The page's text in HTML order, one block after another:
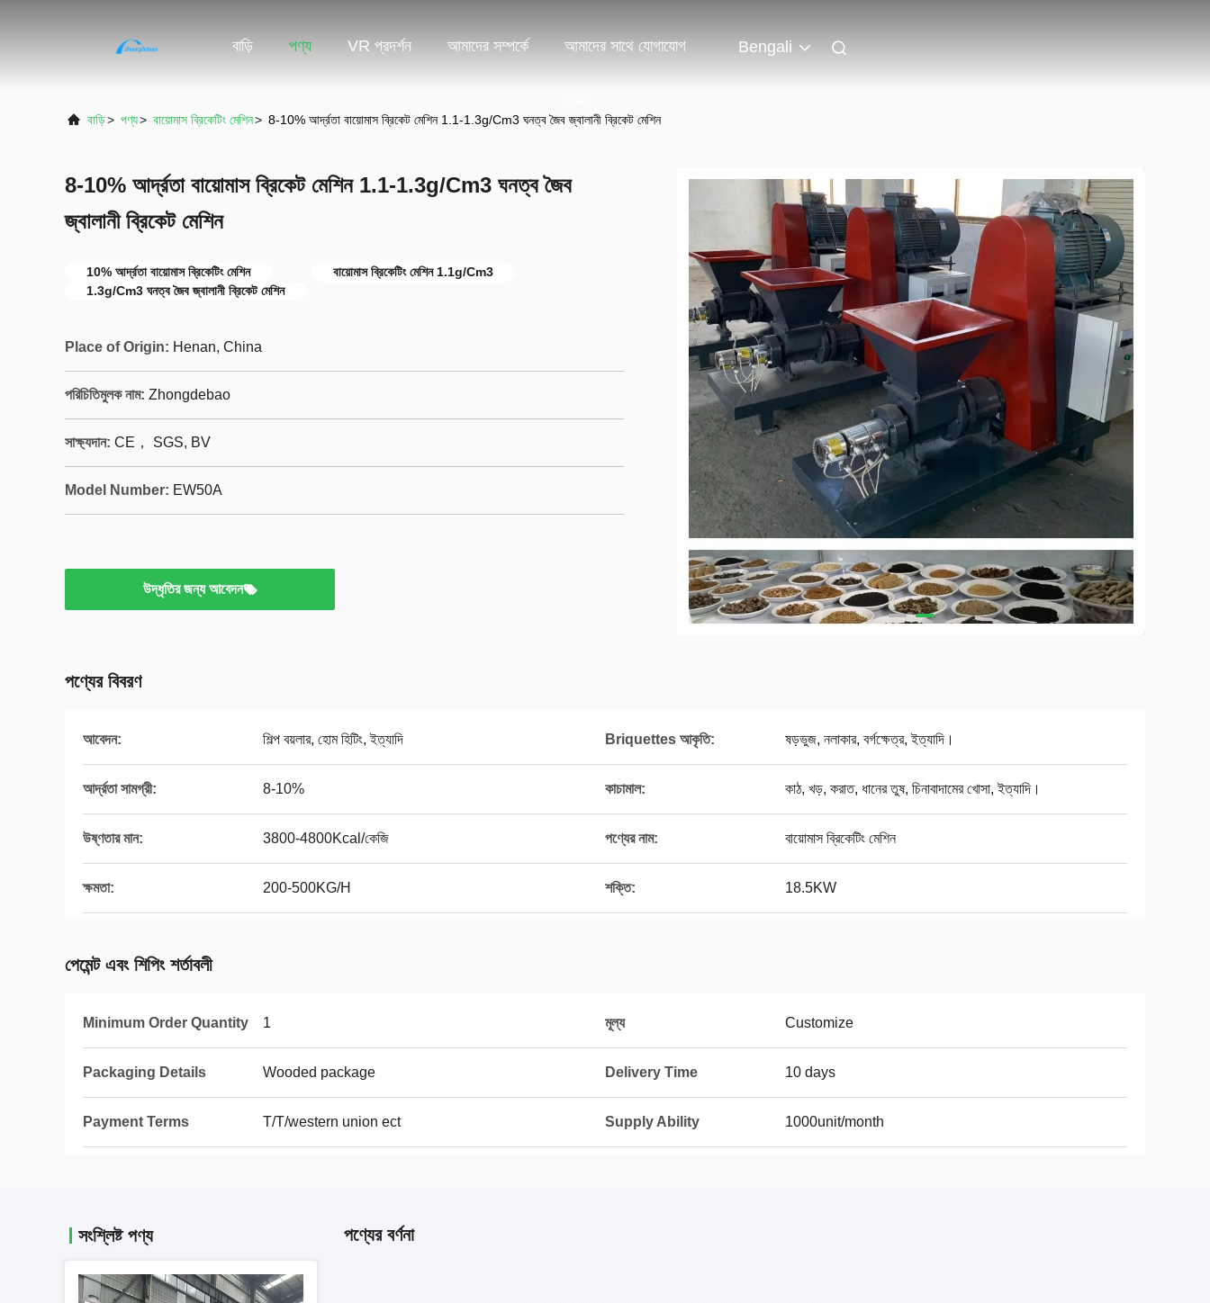
বাড়ি পণ্য VR প্রদর্শন আমাদের সম্পর্কে আমাদের সাথে যোগাযোগ Bengali
বাড়ি> পণ্য> বায়োমাস ব্রিকেটিং মেশিন> 8-10% আর্দ্রতা বায়োমাস ব্রিকেট মেশিন 1.1-1.3g/Cm3 ঘনত্ব জৈব জ্বালানী ব্রিকেট মেশিন
8-10% আর্দ্রতা বায়োমাস ব্রিকেট মেশিন 1.1-1.3g/Cm3 ঘনত্ব জৈব
জ্বালানী ব্রিকেট মেশিন
10% আর্দ্রতা বায়োমাস ব্রিকেটিং মেশিন
বায়োমাস ব্রিকেটিং মেশিন 1.1g/Cm3
1.3g/Cm3 ঘনত্ব জৈব জ্বালানী ব্রিকেট মেশিন
Place of Origin: Henan, China
পরিচিতিমুলক নাম: Zhongdebao
সাক্ষ্যদান: CE， SGS, BV
Model Number: EW50A
উদ্ধৃতির জন্য আবেদন
পণ্যের বিবরণ
আবেদন: শিল্প বয়লার, হোম হিটিং, ইত্যাদি Briquettes আকৃতি: ষড়ভুজ, নলাকার, বর্গক্ষেত্র, ইত্যাদি।
আর্দ্রতা সামগ্রী: 8-10% কাচামাল: কাঠ, খড়, করাত, ধানের তুষ, চিনাবাদামের খোসা, ইত্যাদি।
উষ্ণতার মান: 3800-4800Kcal/কেজি পণ্যের নাম: বায়োমাস ব্রিকেটিং মেশিন
ক্ষমতা: 200-500KG/H শক্তি: 18.5KW
পেমেন্ট এবং শিপিং শর্তাবলী
Minimum Order Quantity 1 মূল্য Customize
Packaging Details Wooded package Delivery Time 10 days
Payment Terms T/T/western union ect Supply Ability 1000unit/month
সংশ্লিষ্ট পণ্য পণ্যের বর্ণনা